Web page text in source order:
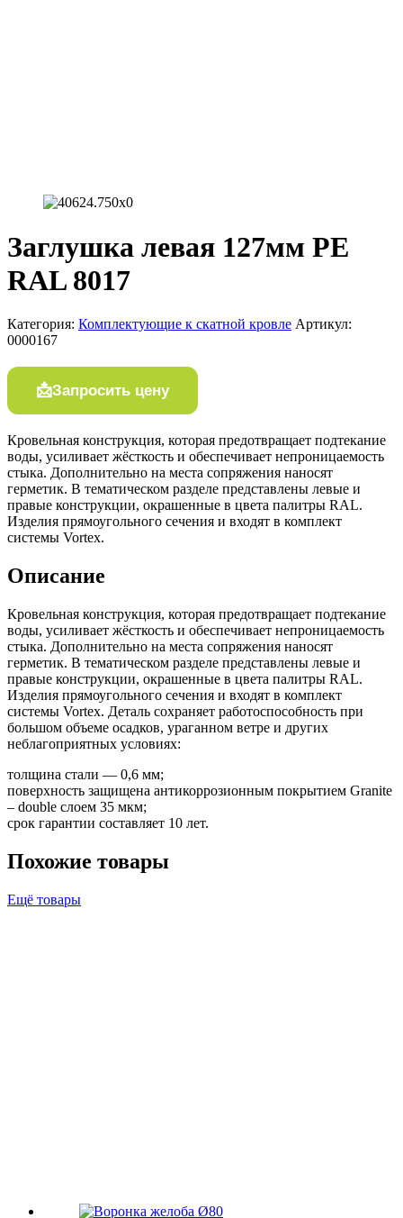
Заглушка левая 127мм РЕ
RAL 8017
Категория: Комплектующие к скатной кровле Артикул:
0000167
Запросить цену
Кровельная конструкция, которая предотвращает подтекание
воды, усиливает жёсткость и обеспечивает непроницаемость
стыка. Дополнительно на места сопряжения наносят
герметик. В тематическом разделе представлены левые и
правые конструкции, окрашенные в цвета палитры RAL.
Изделия прямоугольного сечения и входят в комплект
системы Vortex.
Описание
Кровельная конструкция, которая предотвращает подтекание
воды, усиливает жёсткость и обеспечивает непроницаемость
стыка. Дополнительно на места сопряжения наносят
герметик. В тематическом разделе представлены левые и
правые конструкции, окрашенные в цвета палитры RAL.
Изделия прямоугольного сечения и входят в комплект
системы Vortex. Деталь сохраняет работоспособность при
большом объеме осадков, ураганном ветре и других
неблагоприятных условиях:
толщина стали — 0,6 мм;
поверхность защищена антикоррозионным покрытием Granite
– double слоем 35 мкм;
срок гарантии составляет 10 лет.
Похожие товары
Ещё товары